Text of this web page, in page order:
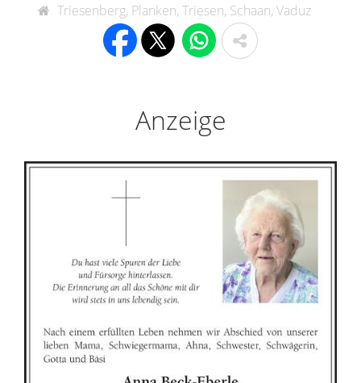
Triesenberg, Planken, Triesen, Schaan, Vaduz
Anzeige